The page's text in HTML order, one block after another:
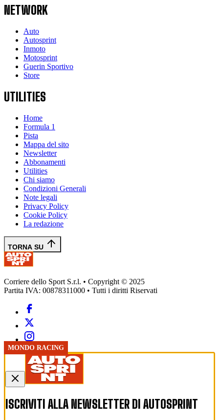
RALLY
PISTA
MONDO RACING
NETWORK
Auto
Autosprint
Inmoto
Motosprint
Guerin Sportivo
Store
UTILITIES
Home
Formula 1
Pista
Mappa del sito
Newsletter
Abbonamenti
Utilities
Chi siamo
Condizioni Generali
Note legali
Privacy Policy
Cookie Policy
La redazione
TORNA SU
Corriere dello Sport S.r.l. • Copyright © 2025
Partita IVA: 00878311000 • Tutti i diritti Riservati
ISCRIVITI ALLA NEWSLETTER DI AUTOSPRINT